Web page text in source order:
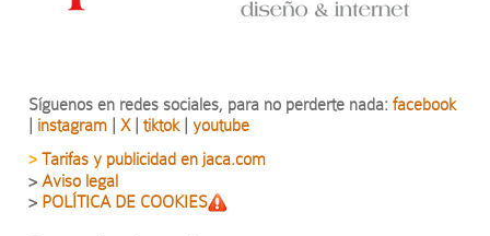
Síguenos en redes sociales, para no perderte nada: facebook
instagram X| tiktok| youtube
> Tarifas y publicidad en jaca.com
> Aviso legal
> POLÍTICA DE COOKIES